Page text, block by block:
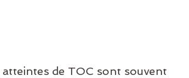
de TOC sont souvent